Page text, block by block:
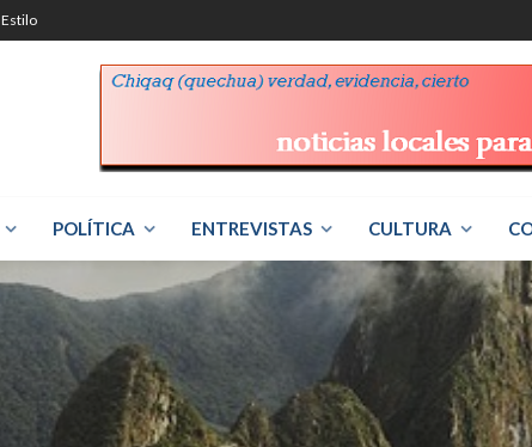
Estilo
POLÍTICA ENTREVISTAS CULTURA